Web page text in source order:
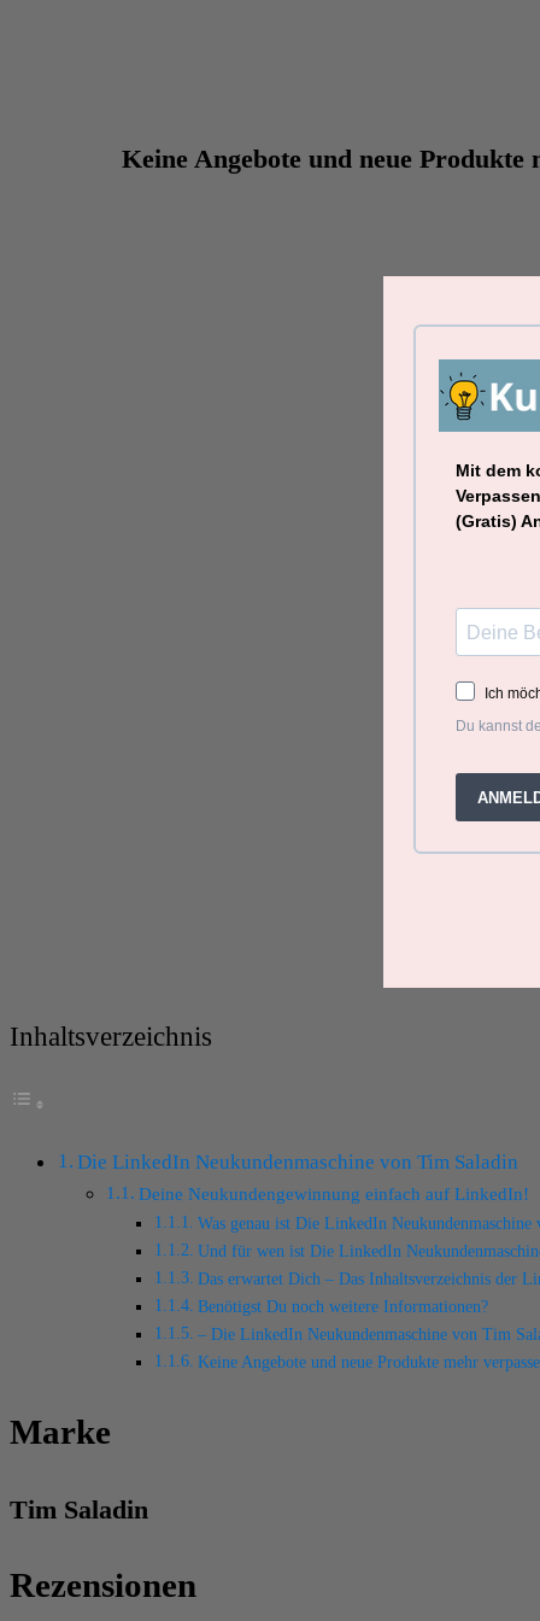
Keine Angebote und neue
Inhaltsverzeichnis
Die LinkedIn Neukundenmaschine von Tim Saladin
Deine Neukundengewinnung einfach auf LinkedIn!
Was genau ist Die LinkedIn Neukundenmaschine
Und für wen ist Die LinkedIn
Das erwartet Dich – Das Inhaltsverzeichnis der
Benötigst Du noch weitere Informationen?
– Die LinkedIn Neukundenmaschine von Tim
Keine Angebote und neue Produkte mehr
Marke
Tim Saladin
Rezensionen